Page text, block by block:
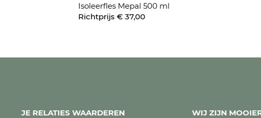
Isoleerfles Mepal 500 ml
Richtprijs € 37,00
JE RELATIES WAARDEREN
WIJ ZIJN